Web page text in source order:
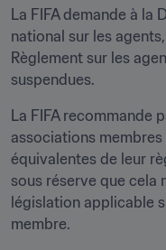
La FIFA demande à la
national sur les
Règlement sur les
suspendues.
La FIFA recommande
associations
équivalentes de leur
sous réserve que cela
législation applicable
membre.